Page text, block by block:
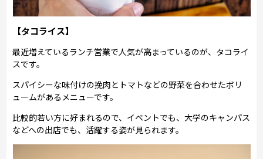
【タコライス】
最近増えているランチ営業で人気が高まっているのが、タコライ
スです。
スパイシーな味付けの挽肉とトマトなどの野菜を合わせたボリ
ュームがあるメニューです。
比較的若い方に好まれるので、イベントでも、大学のキャンパス
などへの出店でも、活躍する姿が見られます。